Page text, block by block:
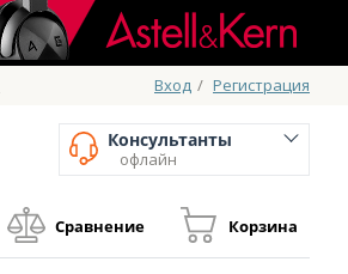
Вход / Регистрация
Консультанты
офлайн
Сравнение Корзина